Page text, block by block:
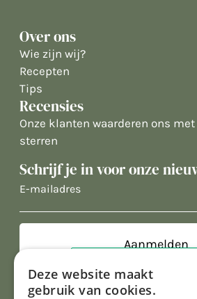
Over ons
Wie zijn wij?
Recepten
Tips
Recensies
Onze klanten waarderen ons met
sterren
Schrijf je in voor onze
E-
Deze website maakt
gebruik van cookies.